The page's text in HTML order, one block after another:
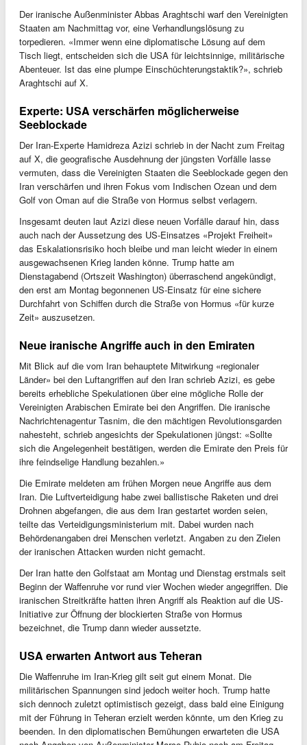
Der iranische Außenminister Abbas Araghtschi warf den Vereinigten
Staaten am Nachmittag vor, eine Verhandlungslösung zu
torpedieren. «Immer wenn eine diplomatische Lösung auf dem
Tisch liegt, entscheiden sich die USA für leichtsinnige, militärische
Abenteuer. Ist das eine plumpe Einschüchterungstaktik?», schrieb
Araghtschi auf X.
Experte: USA verschärfen möglicherweise
Seeblockade
Der Iran-Experte Hamidreza Azizi schrieb in der Nacht zum Freitag
auf X, die geografische Ausdehnung der jüngsten Vorfälle lasse
vermuten, dass die Vereinigten Staaten die Seeblockade gegen den
Iran verschärfen und ihren Fokus vom Indischen Ozean und dem
Golf von Oman auf die Straße von Hormus selbst verlagern.
Insgesamt deuten laut Azizi diese neuen Vorfälle darauf hin, dass
auch nach der Aussetzung des US-Einsatzes «Projekt Freiheit»
das Eskalationsrisiko hoch bleibe und man leicht wieder in einem
ausgewachsenen Krieg landen könne. Trump hatte am
Dienstagabend (Ortszeit Washington) überraschend angekündigt,
den erst am Montag begonnenen US-Einsatz für eine sichere
Durchfahrt von Schiffen durch die Straße von Hormus «für kurze
Zeit» auszusetzen.
Neue iranische Angriffe auch in den Emiraten
Mit Blick auf die vom Iran behauptete Mitwirkung «regionaler
Länder» bei den Luftangriffen auf den Iran schrieb Azizi, es gebe
bereits erhebliche Spekulationen über eine mögliche Rolle der
Vereinigten Arabischen Emirate bei den Angriffen. Die iranische
Nachrichtenagentur Tasnim, die den mächtigen Revolutionsgarden
nahesteht, schrieb angesichts der Spekulationen jüngst: «Sollte
sich die Angelegenheit bestätigen, werden die Emirate den Preis für
ihre feindselige Handlung bezahlen.»
Die Emirate meldeten am frühen Morgen neue Angriffe aus dem
Iran. Die Luftverteidigung habe zwei ballistische Raketen und drei
Drohnen abgefangen, die aus dem Iran gestartet worden seien,
teilte das Verteidigungsministerium mit. Dabei wurden nach
Behördenangaben drei Menschen verletzt. Angaben zu den Zielen
der iranischen Attacken wurden nicht gemacht.
Der Iran hatte den Golfstaat am Montag und Dienstag erstmals seit
Beginn der Waffenruhe vor rund vier Wochen wieder angegriffen. Die
iranischen Streitkräfte hatten ihren Angriff als Reaktion auf die US-
Initiative zur Öffnung der blockierten Straße von Hormus
bezeichnet, die Trump dann wieder aussetzte.
USA erwarten Antwort aus Teheran
Die Waffenruhe im Iran-Krieg gilt seit gut einem Monat. Die
militärischen Spannungen sind jedoch weiter hoch. Trump hatte
sich dennoch zuletzt optimistisch gezeigt, dass bald eine Einigung
mit der Führung in Teheran erzielt werden könnte, um den Krieg zu
beenden. In den diplomatischen Bemühungen erwarteten die USA